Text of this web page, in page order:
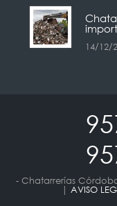
14/12/
- Chatarrerías
|AVISO